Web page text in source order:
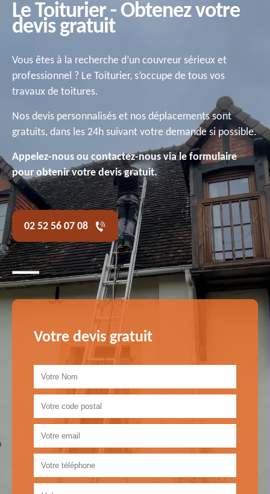
Le Toiturier - Obtenez votre
devis gratuit
Vous êtes à la recherche d’un couvreur sérieux et
professionnel ? Le Toiturier, s’occupe de tous vos
travaux de toitures.
Nos devis personnalisés et nos déplacements sont
gratuits, dans les 24h suivant votre demande si possible.
Appelez-nous ou contactez-nous via le formulaire
pour obtenir votre devis gratuit.
02 52 56 07 08
Votre devis gratuit